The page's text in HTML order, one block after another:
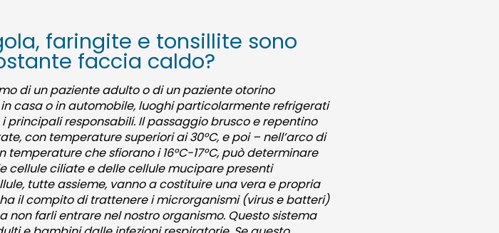
faringite e tonsillite sono
faccia caldo?
di un paziente adulto o di un paziente otorino
casa o in automobile, luoghi particolarmente refrigerati
responsabili. Il passaggio brusco e repentino
con temperature superiori ai 30°C, e poi – nell’arco di
che sfiorano i 16°C-17°C, può determinare
cellule ciliate e delle cellule mucipare presenti
tutte assieme, vanno a costituire una vera e propria
il compito di trattenere i microrganismi (virus e batteri)
non farli entrare nel nostro organismo. Questo sistema